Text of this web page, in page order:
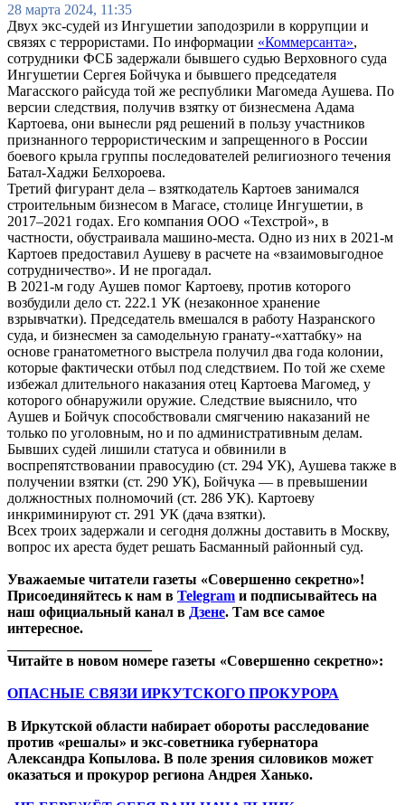
28 марта 2024, 11:35
Двух экс-судей из Ингушетии заподозрили в коррупции и
связях с террористами. По информации «Коммерсанта»,
сотрудники ФСБ задержали бывшего судью Верховного суда
Ингушетии Сергея Бойчука и бывшего председателя
Магасского райсуда той же республики Магомеда Аушева. По
версии следствия, получив взятку от бизнесмена Адама
Картоева, они вынесли ряд решений в пользу участников
признанного террористическим и запрещенного в России
боевого крыла группы последователей религиозного течения
Батал-Хаджи Белхороева.
Третий фигурант дела – взяткодатель Картоев занимался
строительным бизнесом в Магасе, столице Ингушетии, в
2017–2021 годах. Его компания ООО «Техстрой», в
частности, обустраивала машино-места. Одно из них в 2021-м
Картоев предоставил Аушеву в расчете на «взаимовыгодное
сотрудничество». И не прогадал.
В 2021-м году Аушев помог Картоеву, против которого
возбудили дело ст. 222.1 УК (незаконное хранение
взрывчатки). Председатель вмешался в работу Назранского
суда, и бизнесмен за самодельную гранату-«хаттабку» на
основе гранатометного выстрела получил два года колонии,
которые фактически отбыл под следствием. По той же схеме
избежал длительного наказания отец Картоева Магомед, у
которого обнаружили оружие. Следствие выяснило, что
Аушев и Бойчук способствовали смягчению наказаний не
только по уголовным, но и по административным делам.
Бывших судей лишили статуса и обвинили в
воспрепятствовании правосудию (ст. 294 УК), Аушева также в
получении взятки (ст. 290 УК), Бойчука — в превышении
должностных полномочий (ст. 286 УК). Картоеву
инкриминируют ст. 291 УК (дача взятки).
Всех троих задержали и сегодня должны доставить в Москву,
вопрос их ареста будет решать Басманный районный суд.
Уважаемые читатели газеты «Совершенно секретно»!
Присоединяйтесь к нам в Telegram и подписывайтесь на
наш официальный канал в Дзене. Там все самое
интересное.
Читайте в новом номере газеты «Совершенно секретно»:
ОПАСНЫЕ СВЯЗИ ИРКУТСКОГО ПРОКУРОРА
В Иркутской области набирает обороты расследование
против «решалы» и экс-советника губернатора
Александра Копылова. В поле зрения силовиков может
оказаться и прокурор региона Андрея Ханько.